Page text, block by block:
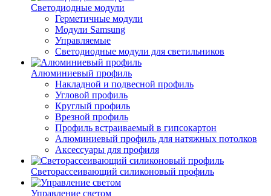
Светодиодные модули
Герметичные модули
Модули Samsung
Управляемые
Светодиодные модули для светильников
Алюминиевый профиль
Накладной и подвесной профиль
Угловой профиль
Круглый профиль
Врезной профиль
Профиль встраиваемый в гипсокартон
Алюминиевый профиль для натяжных потолков
Аксессуары для профиля
Светорассеивающий силиконовый профиль
Управление светом